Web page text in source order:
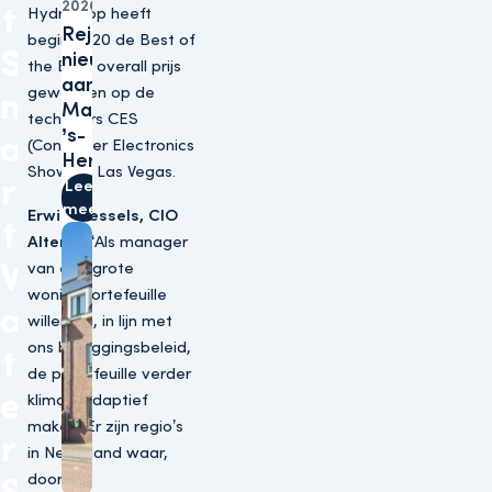
m
W
Hydraloop heeft
begin 2020 de Best of
the Best overall prijs
gewonnen op de
techbeurs CES
(Consumer Electronics
Show) in Las Vegas.
Erwin Wessels, CIO
Altera
: “Als manager
van een grote
woningportefeuille
willen wij, in lijn met
ons beleggingsbeleid,
de portefeuille verder
klimaatadaptief
maken. Er zijn regio’s
in Nederland waar,
door
Rejoes opent
nieuwe winkel
aan
Marktstraat in
’s-
Hertogenbosch
2026
Lees
meer